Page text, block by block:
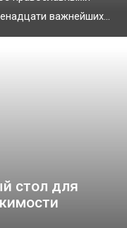
важнейших...
стол для